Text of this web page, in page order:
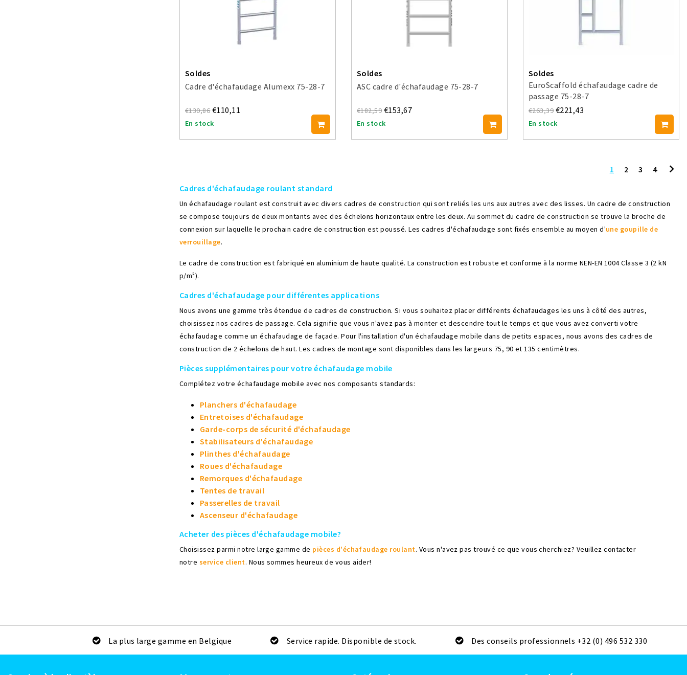
Soldes
Cadre d'échafaudage Alumexx 75-28-7
€130,86 €110,11
En stock
Soldes
ASC cadre d'échafaudage 75-28-7
€182,59 €153,67
En stock
Soldes
EuroScaffold échafaudage cadre de
passage 75-28-7
€263,39 €221,43
En stock
1 2 3
4
Cadres d'échafaudage roulant standard
Un échafaudage roulant est construit avec divers cadres de construction qui sont reliés les uns aux autres avec des lisses. Un cadre de construction
se compose toujours de deux montants avec des échelons horizontaux entre les deux. Au sommet du cadre de construction se trouve la broche de
connexion sur laquelle le prochain cadre de construction est poussé. Les cadres d'échafaudage sont fixés ensemble au moyen d'une goupille de
verrouillage.
Le cadre de construction est fabriqué en aluminium de haute qualité. La construction est robuste et conforme à la norme NEN-EN 1004 Classe 3 (2 kN
p/m²).
Cadres d'échafaudage pour différentes applications
Nous avons une gamme très étendue de cadres de construction. Si vous souhaitez placer différents échafaudages les uns à côté des autres,
choisissez nos cadres de passage. Cela signifie que vous n'avez pas à monter et descendre tout le temps et que vous avez converti votre
échafaudage comme un échafaudage de façade. Pour l'installation d'un échafaudage mobile dans de petits espaces, nous avons des cadres de
construction de 2 échelons de haut. Les cadres de montage sont disponibles dans les largeurs 75, 90 et 135 centimètres.
Pièces supplémentaires pour votre échafaudage mobile
Complétez votre échafaudage mobile avec nos composants standards:
Planchers d'échafaudage
Entretoises d'échafaudage
Garde-corps de sécurité d'échafaudage
Stabilisateurs d'échafaudage
Plinthes d'échafaudage
Roues d'échafaudage
Remorques d'échafaudage
Tentes de travail
Passerelles de travail
Ascenseur d'échafaudage
Acheter des pièces d'échafaudage mobile?
Choisissez parmi notre large gamme de pièces d'échafaudage roulant. Vous n'avez pas trouvé ce que vous cherchiez? Veuillez contacter
notre service client. Nous sommes heureux de vous aider!
La plus large gamme en Belgique Service rapide. Disponible de stock. Des conseils professionnels +32 (0) 496 532 330